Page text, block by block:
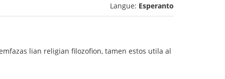
Langue: Esperanto
lian religian filozofion, tamen estos utila al